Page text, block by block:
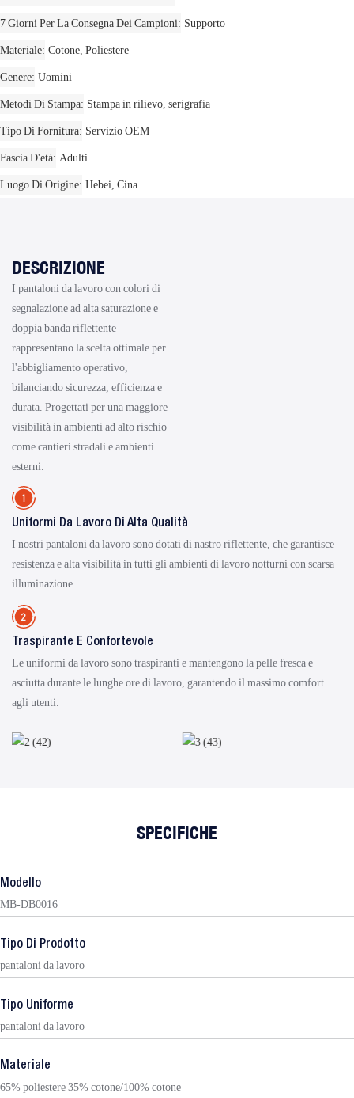
7 Giorni Per La Consegna Dei Campioni Supporto
Materiale Cotone, Poliestere
Genere Uomini
Metodi Di Stampa Stampa in rilievo, serigrafia
Tipo Di Fornitura Servizio OEM
Fascia D'età Adulti
Luogo Di Origine Hebei, Cina
DESCRIZIONE
I pantaloni da lavoro con colori di
segnalazione ad alta saturazione e
doppia banda riflettente
rappresentano la scelta ottimale per
l'abbigliamento operativo,
bilanciando sicurezza, efficienza e
durata. Progettati per una maggiore
visibilità in ambienti ad alto rischio
come cantieri stradali e ambienti
esterni.
Uniformi Da Lavoro Di Alta Qualità
I nostri pantaloni da lavoro sono dotati di nastro riflettente, che garantisce
resistenza e alta visibilità in tutti gli ambienti di lavoro notturni con scarsa
illuminazione.
Traspirante E Confortevole
Le uniformi da lavoro sono traspiranti e mantengono la pelle fresca e
asciutta durante le lunghe ore di lavoro, garantendo il massimo comfort
agli utenti.
SPECIFICHE
Modello
MB-DB0016
Tipo Di Prodotto
pantaloni da lavoro
Tipo Uniforme
pantaloni da lavoro
Materiale
65% poliestere 35% cotone/100% cotone